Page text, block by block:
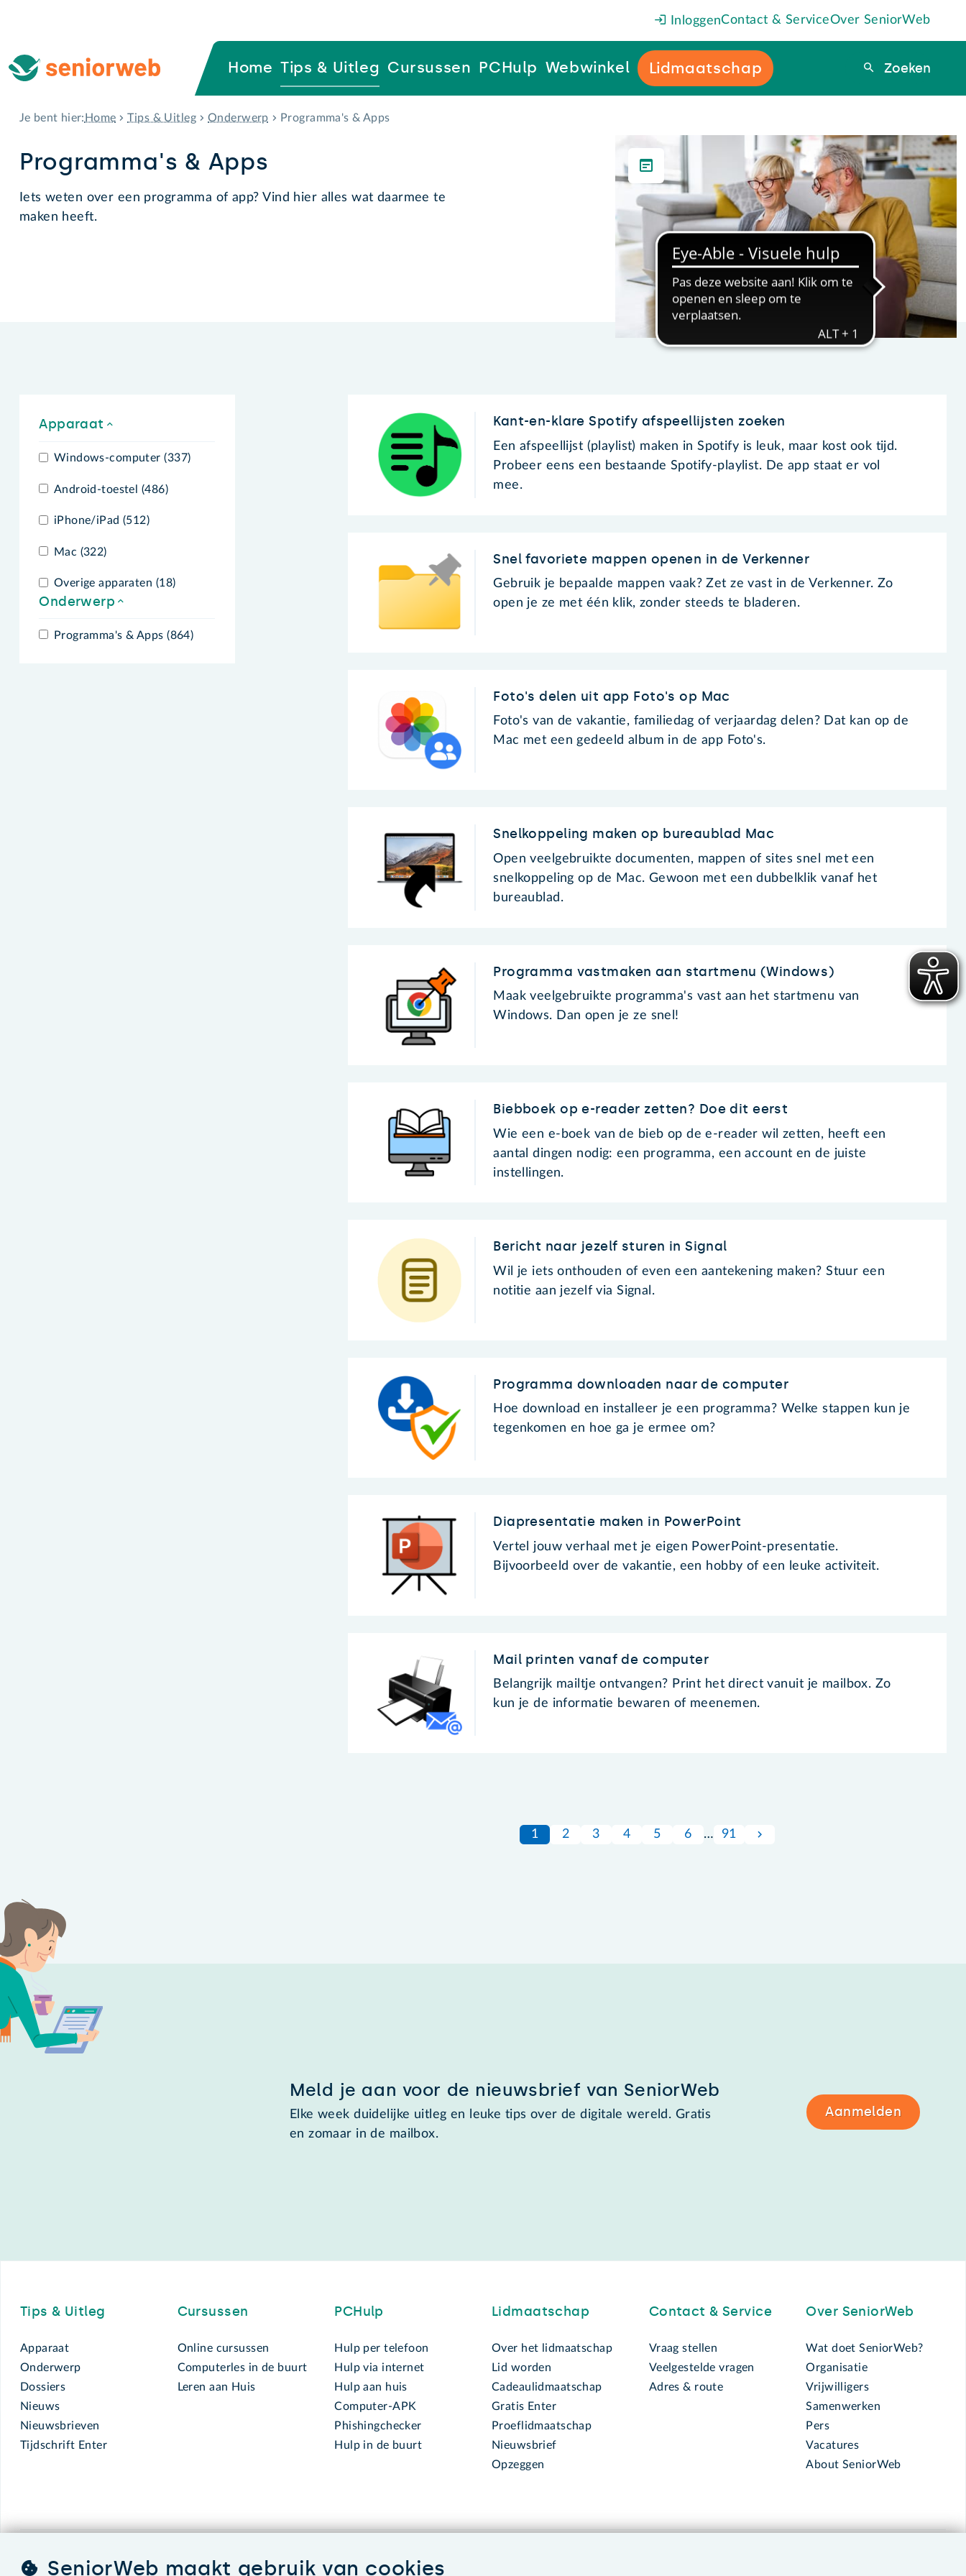
InloggenContact & ServiceOver SeniorWeb
Home Tips & Uitleg Cursussen PCHulp Webwinkel Lidmaatschap Zoeken
Zoeken
Je bent hier: Home Tips & Uitleg Onderwerp Programma's & Apps
Programma's & Apps
Iets weten over een programma of app? Vind hier alles wat daarmee te
maken heeft.
Apparaat
Windows-computer (337)
Android-toestel (486)
iPhone/iPad (512)
Mac (322)
Overige apparaten (18)
Onderwerp
Programma's & Apps (864)
Kant-en-klare Spotify afspeellijsten zoeken
Een afspeellijst (playlist) maken in Spotify is leuk, maar kost ook tijd.
Probeer eens een bestaande Spotify-playlist. De app staat er vol
mee.
Snel favoriete mappen openen in de Verkenner
Gebruik je bepaalde mappen vaak? Zet ze vast in de Verkenner. Zo
open je ze met één klik, zonder steeds te bladeren.
Foto's delen uit app Foto's op Mac
Foto's van de vakantie, familiedag of verjaardag delen? Dat kan op de
Mac met een gedeeld album in de app Foto's.
Snelkoppeling maken op bureaublad Mac
Open veelgebruikte documenten, mappen of sites snel met een
snelkoppeling op de Mac. Gewoon met een dubbelklik vanaf het
bureaublad.
Programma vastmaken aan startmenu (Windows)
Maak veelgebruikte programma's vast aan het startmenu van
Windows. Dan open je ze snel!
Biebboek op e-reader zetten? Doe dit eerst
Wie een e-boek van de bieb op de e-reader wil zetten, heeft een
aantal dingen nodig: een programma, een account en de juiste
instellingen.
Bericht naar jezelf sturen in Signal
Wil je iets onthouden of even een aantekening maken? Stuur een
notitie aan jezelf via Signal.
Programma downloaden naar de computer
Hoe download en installeer je een programma? Welke stappen kun je
tegenkomen en hoe ga je ermee om?
Diapresentatie maken in PowerPoint
Vertel jouw verhaal met je eigen PowerPoint-presentatie.
Bijvoorbeeld over de vakantie, een hobby of een leuke activiteit.
Mail printen vanaf de computer
Belangrijk mailtje ontvangen? Print het direct vanuit je mailbox. Zo
kun je de informatie bewaren of meenemen.
1 2 3 4 5 6 … 91
Meld je aan voor de nieuwsbrief van SeniorWeb
Elke week duidelijke uitleg en leuke tips over de digitale wereld. Gratis
en zomaar in de mailbox.
Aanmelden
Tips & Uitleg
Apparaat
Onderwerp
Dossiers
Nieuws
Nieuwsbrieven
Tijdschrift Enter
Cursussen
Online cursussen
Computerles in de buurt
Leren aan Huis
PCHulp
Hulp per telefoon
Hulp via internet
Hulp aan huis
Computer-APK
Phishingchecker
Hulp in de buurt
Lidmaatschap
Over het lidmaatschap
Lid worden
Cadeaulidmaatschap
Gratis Enter
Proeflidmaatschap
Nieuwsbrief
Opzeggen
Contact & Service
Vraag stellen
Veelgestelde vragen
Adres & route
Over SeniorWeb
Wat doet SeniorWeb?
Organisatie
Vrijwilligers
Samenwerken
Pers
Vacatures
About SeniorWeb
SeniorWeb.De computerhulp voor u.
SeniorWeb maakt gebruik van cookies